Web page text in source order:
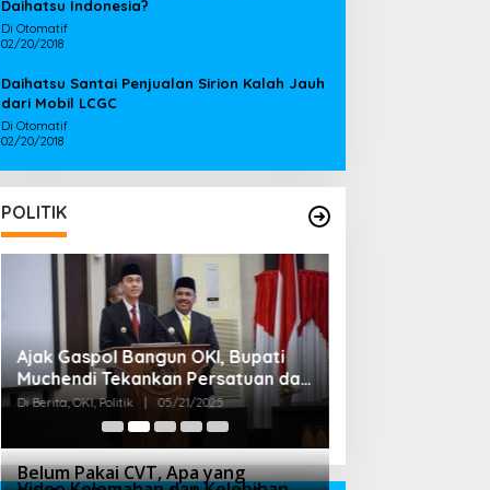
Daihatsu Indonesia?
Di Otomatif
02/20/2018
Daihatsu Santai Penjualan Sirion Kalah Jauh
dari Mobil LCGC
Di Otomatif
02/20/2018
POLITIK
Ajak Gaspol Bangun OKI, Bupati
Muchendi Tekankan Persatuan dan
Kebersamaan
Di Berita, OKI, Politik | 05/21/2025
Belum Pakai CVT, Apa yang